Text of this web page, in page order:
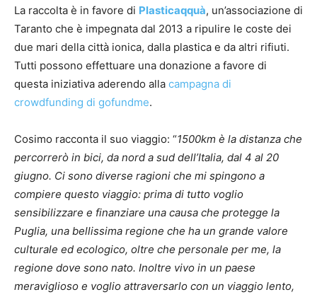
La raccolta è in favore di Plasticaqquà, un’associazione di
Taranto che è impegnata dal 2013 a ripulire le coste dei
due mari della città ionica, dalla plastica e da altri rifiuti.
Tutti possono effettuare una donazione a favore di
questa iniziativa aderendo alla campagna di
crowdfunding di gofundme.
Cosimo racconta il suo viaggio: “1500km è la distanza che
percorrerò in bici, da nord a sud dell’Italia, dal 4 al 20
giugno. Ci sono diverse ragioni che mi spingono a
compiere questo viaggio: prima di tutto voglio
sensibilizzare e finanziare una causa che protegge la
Puglia, una bellissima regione che ha un grande valore
culturale ed ecologico, oltre che personale per me, la
regione dove sono nato. Inoltre vivo in un paese
meraviglioso e voglio attraversarlo con un viaggio lento,